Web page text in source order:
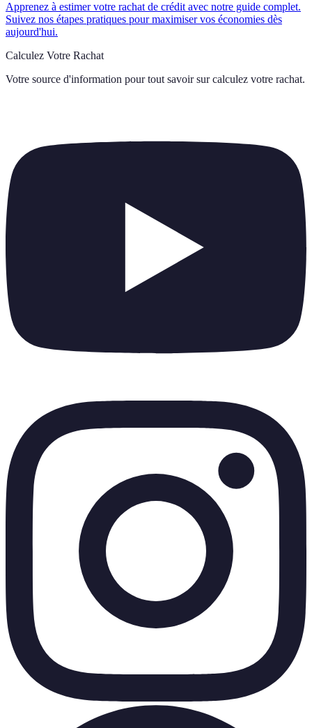
Apprenez à estimer votre rachat de crédit avec notre guide complet.
Suivez nos étapes pratiques pour maximiser vos économies dès
aujourd'hui.
Calculez Votre Rachat
Votre source d'information pour tout savoir sur calculez votre rachat.